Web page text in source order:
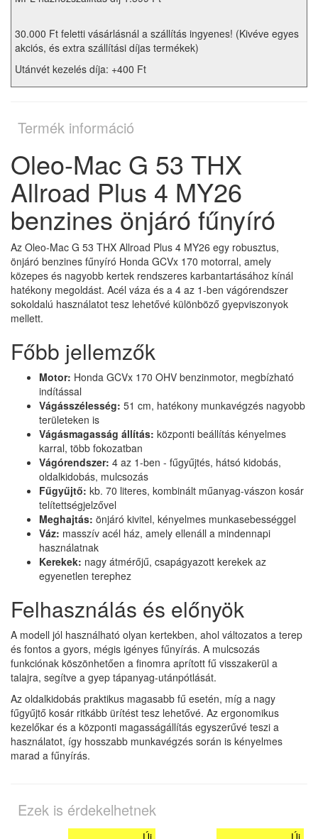
30.000 Ft feletti vásárlásnál a szállítás ingyenes! (Kivéve egyes
akciós, és extra szállítási díjas termékek)
Utánvét kezelés díja: +400 Ft
Termék információ
Oleo-Mac G 53 THX
Allroad Plus 4 MY26
benzines önjáró fűnyíró
Az Oleo-Mac G 53 THX Allroad Plus 4 MY26 egy robusztus,
önjáró benzines fűnyíró Honda GCVx 170 motorral, amely
közepes és nagyobb kertek rendszeres karbantartásához kínál
hatékony megoldást. Acél váza és a 4 az 1-ben vágórendszer
sokoldalú használatot tesz lehetővé különböző gyepviszonyok
mellett.
Főbb jellemzők
Motor: Honda GCVx 170 OHV benzinmotor, megbízható
indítással
Vágásszélesség: 51 cm, hatékony munkavégzés nagyobb
területeken is
Vágásmagasság állítás: központi beállítás kényelmes
karral, több fokozatban
Vágórendszer: 4 az 1-ben - fűgyűjtés, hátsó kidobás,
oldalkidobás, mulcsozás
Fűgyűjtő: kb. 70 literes, kombinált műanyag-vászon kosár
telítettségjelzővel
Meghajtás: önjáró kivitel, kényelmes munkasebességgel
Váz: masszív acél ház, amely ellenáll a mindennapi
használatnak
Kerekek: nagy átmérőjű, csapágyazott kerekek az
egyenetlen terephez
Felhasználás és előnyök
A modell jól használható olyan kertekben, ahol változatos a terep
és fontos a gyors, mégis igényes fűnyírás. A mulcsozás
funkciónak köszönhetően a finomra aprított fű visszakerül a
talajra, segítve a gyep tápanyag-utánpótlását.
Az oldalkidobás praktikus magasabb fű esetén, míg a nagy
fűgyűjtő kosár ritkább ürítést tesz lehetővé. Az ergonomikus
kezelőkar és a központi magasságállítás egyszerűvé teszi a
használatot, így hosszabb munkavégzés során is kényelmes
marad a fűnyírás.
Ezek is érdekelhetnek